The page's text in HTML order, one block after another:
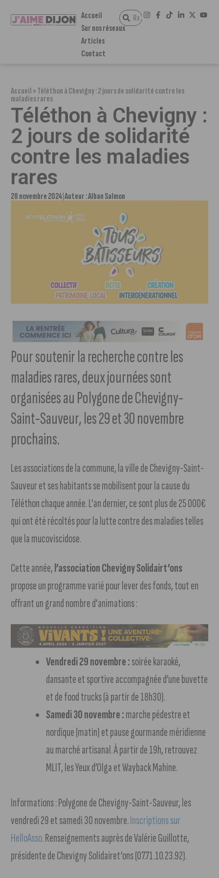
Accueil
Sur nos réseaux
Articles
Contact
Accueil»Téléthon à Chevigny : 2 jours de solidarité contre les
maladies rares
Téléthon à Chevigny :
2 jours de solidarité
contre les maladies
rares
28 novembre 2024 Auteur :Alban Salmon
Pour soutenir la recherche contre les
maladies rares, deux journées sont
organisées au Polygone de Chevigny-
Saint-Sauveur, les 29 et 30 novembre
prochains.
Les associations de la commune, la ville de Chevigny-Saint-
Sauveur et ses habitants se mobilisent pour la cause du
Téléthon chaque année. L’an dernier, ce sont plus de 25 000€
qui ont été récoltés pour la lutte contre des maladies telles
que la mucoviscidose.
Cette année,l’association Chevigny Solidairt’ons
propose un programme varié pour lever des fonds, tout en
offrant un grand nombre d’animations :
Vendredi 29 novembre :soirée karaoké,
dansante et sportive accompagnée d’une buvette
et de food trucks (à partir de 18h30).
Samedi 30 novembre :marche pédestre et
nordique (matin) et pause gourmande méridienne
au marché artisanal. À partir de 19h, retrouvez
MLIT, les Yeux d’Olga et Wayback Mahine.
Informations : Polygone de Chevigny-Saint-Sauveur, les
vendredi 29 et samedi 30 novembre.Inscriptions sur
HelloAsso. Renseignements auprès de Valérie Guillotte,
présidente de Chevigny Solidairet’ons (07.71.10.23.92).